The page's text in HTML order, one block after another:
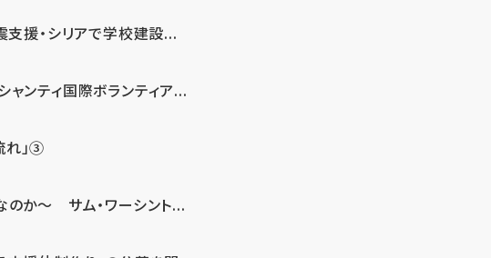
援・シリアで学校建設...
ンティ国際ボランティア...
れ」③
のか～ サム・ワーシント...